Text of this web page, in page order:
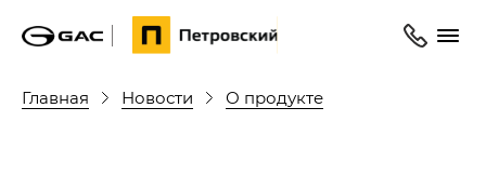
Главная Новости О продукте